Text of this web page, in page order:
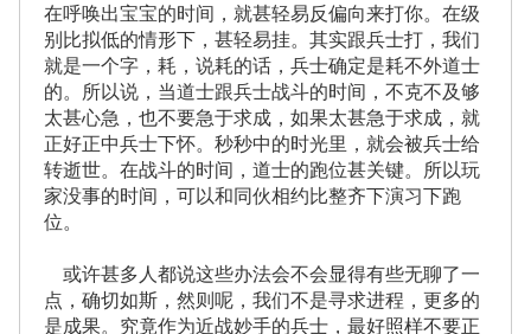
在呼唤出宝宝的时间，就甚轻易反偏向来打你。在级
别比拟低的情形下，甚轻易挂。其实跟兵士打，我们
就是一个字，耗，说耗的话，兵士确定是耗不外道士
的。所以说，当道士跟兵士战斗的时间，不克不及够
太甚心急，也不要急于求成，如果太甚急于求成，就
正好正中兵士下怀。秒秒中的时光里，就会被兵士给
转逝世。在战斗的时间，道士的跑位甚关键。所以玩
家没事的时间，可以和同伙相约比整齐下演习下跑
位。
或许甚多人都说这些办法会不会显得有些无聊了一
点，确切如斯，然则呢，我们不是寻求进程，更多的
是成果。究竟作为近战妙手的兵士，最好照样不要正